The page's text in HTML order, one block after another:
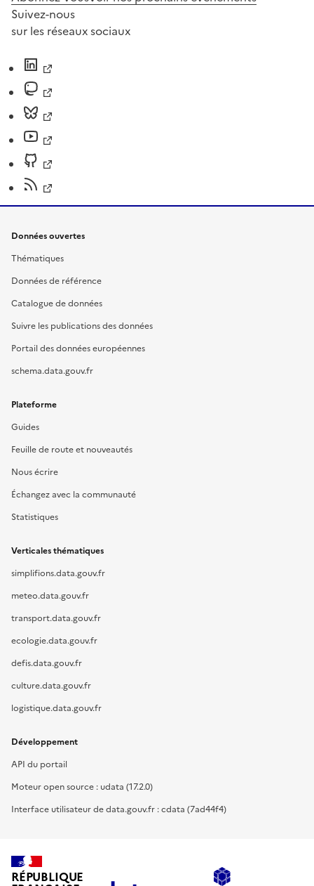
Suivez-nous
sur les réseaux sociaux
Données ouvertes
Thématiques
Données de référence
Catalogue de données
Suivre les publications des données
Portail des données européennes
schema.data.gouv.fr
Plateforme
Guides
Feuille de route et nouveautés
Nous écrire
Échangez avec la communauté
Statistiques
Verticales thématiques
simplifions.data.gouv.fr
meteo.data.gouv.fr
transport.data.gouv.fr
ecologie.data.gouv.fr
defis.data.gouv.fr
culture.data.gouv.fr
logistique.data.gouv.fr
Développement
API du portail
Moteur open source : udata (17.2.0)
Interface utilisateur de data.gouv.fr : cdata (7ad44f4)
RÉPUBLIQUE